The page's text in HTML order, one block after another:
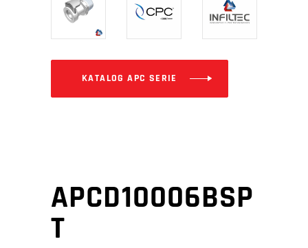
KATALOG APC SERIE
APCD10006BSP
T